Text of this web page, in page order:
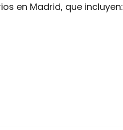
en Madrid, que incluyen: